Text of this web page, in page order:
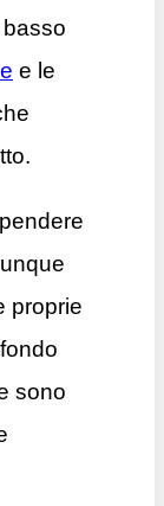
e le
proprie
sono